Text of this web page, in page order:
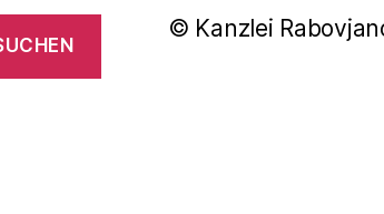
© Kanzlei